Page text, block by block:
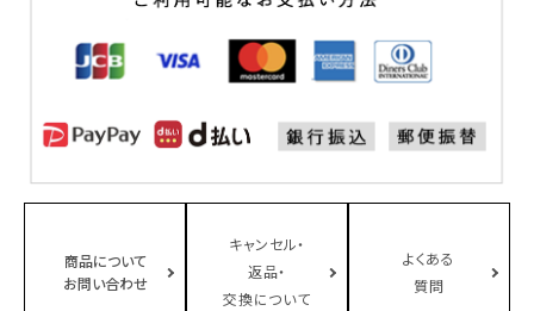
商品について
お問い合わせ
キャンセル・
返品・
交換について
よくある
質問